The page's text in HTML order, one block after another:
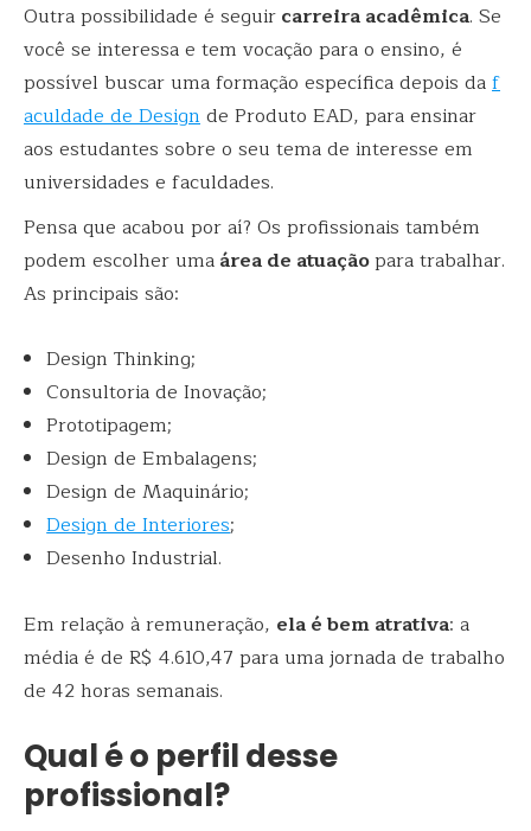
Outra possibilidade é seguircarreira acadêmica. Se
você se interessa e tem vocação para o ensino, é
possível buscar uma formação específica depois daf
aculdade de Designde Produto EAD, para ensinar
aos estudantes sobre o seu tema de interesse em
universidades e faculdades.
Pensa que acabou por aí? Os profissionais também
podem escolher umaárea de atuaçãopara trabalhar.
As principais são:
Design Thinking;
Consultoria de Inovação;
Prototipagem;
Design de Embalagens;
Design de Maquinário;
Design de Interiores;
Desenho Industrial.
Em relação à remuneração, ela é bem atrativa: a
média é de R$ 4.610,47 para uma jornada de trabalho
de 42 horas semanais.
Qual é o perfil desse
profissional?